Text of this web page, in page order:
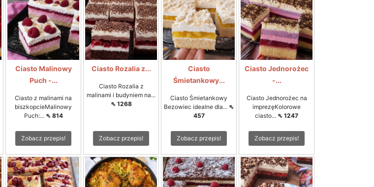
Ciasto Malinowy
Puch -...
Ciasto z malinami na
biszkopcieMalinowy
Puch:... ⇖ 814
Zobacz przepis!
Ciasto Rozalia z...
Ciasto Rozalia z
malinami i budyniem na...
⇖ 1268
Zobacz przepis!
Ciasto
Śmietankowy...
Ciasto Śmietankowy
Bezowiec idealne dla... ⇖
457
Zobacz przepis!
Ciasto Jednorożec
-...
Ciasto Jednorożec na
imprezęKolorowe
ciasto... ⇖ 1247
Zobacz przepis!